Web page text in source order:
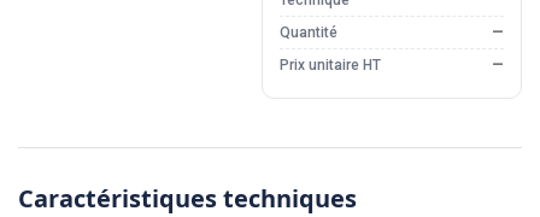
Quantité
—
Prix unitaire HT
—
Caractéristiques techniques